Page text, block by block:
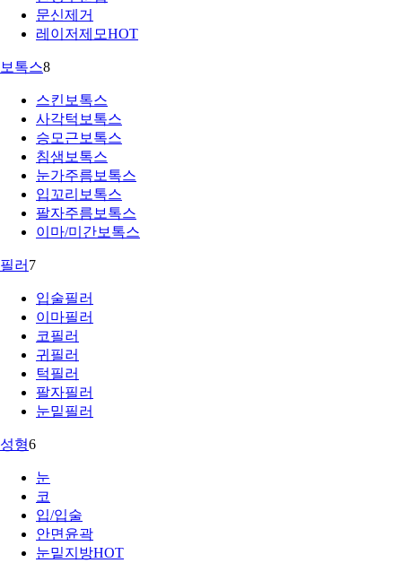
문신제거
레이저제모HOT
보톡스8
스킨보톡스
사각턱보톡스
승모근보톡스
침샘보톡스
눈가주름보톡스
입꼬리보톡스
팔자주름보톡스
이마/미간보톡스
필러 7
입술필러
이마필러
코필러
귀필러
턱필러
팔자필러
눈밑필러
성형6
눈
코
입/입술
안면윤곽
눈밑지방HOT